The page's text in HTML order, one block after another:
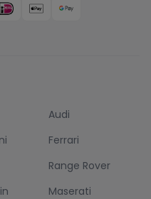
Audi
Ferrari
Range Rover
Maserati